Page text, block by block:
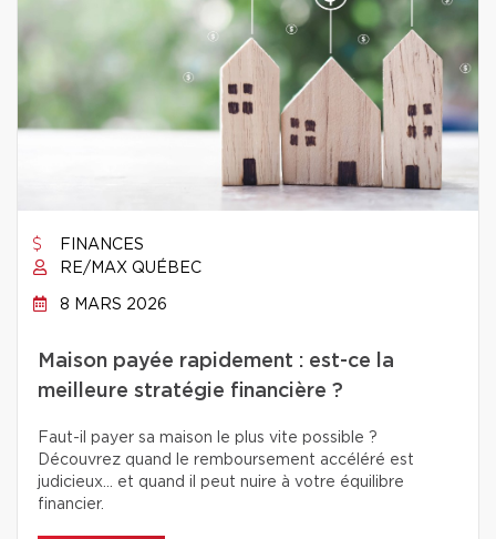
FINANCES
RE/MAX QUÉBEC
8 MARS 2026
Maison payée rapidement : est-ce la
meilleure stratégie financière ?
Faut-il payer sa maison le plus vite possible ?
Découvrez quand le remboursement accéléré est
judicieux… et quand il peut nuire à votre équilibre
financier.